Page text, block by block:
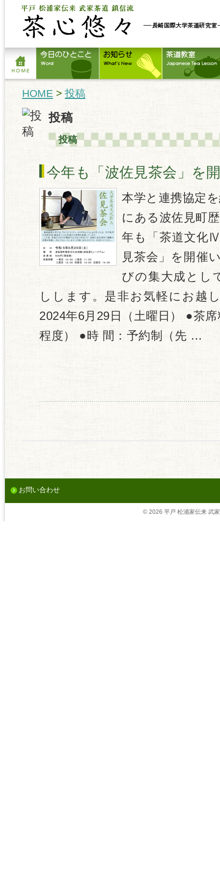
HOME > 投稿
投稿
投稿
今年も「波佐見茶会」を
本学と連携協定
にある波佐見町
年も「茶道文化
見茶会」を開催
びの集大成とし
しします。是非お気軽にお越
2024年6月29日（土曜日） ●茶
程度） ●時 間：予約制（先 …
お問い合わせ
© 2026 平戸 松浦家伝来 武